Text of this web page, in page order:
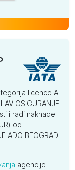
licence A.
OSIGURANJE
i radi naknade
od
ADO BEOGRAD
agencije